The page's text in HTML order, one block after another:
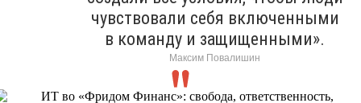
чувствовали себя включенными
в команду и защищенными».
Максим Повалишин